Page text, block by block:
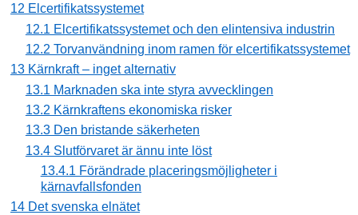
12 Elcertifikatssystemet
12.1 Elcertifikatssystemet och den elintensiva industrin
12.2 Torvanvändning inom ramen för elcertifikatssystemet
13 Kärnkraft – inget alternativ
13.1 Marknaden ska inte styra avvecklingen
13.2 Kärnkraftens ekonomiska risker
13.3 Den bristande säkerheten
13.4 Slutförvaret är ännu inte löst
13.4.1 Förändrade placeringsmöjligheter i
kärnavfallsfonden
14 Det svenska elnätet